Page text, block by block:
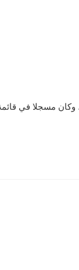
مسجلا في قائمة